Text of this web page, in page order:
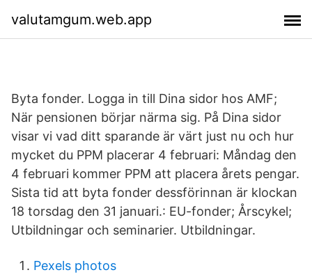
valutamgum.web.app
Byta fonder. Logga in till Dina sidor hos AMF;
När pensionen börjar närma sig. På Dina sidor
visar vi vad ditt sparande är värt just nu och hur
mycket du PPM placerar 4 februari: Måndag den
4 februari kommer PPM att placera årets pengar.
Sista tid att byta fonder dessförinnan är klockan
18 torsdag den 31 januari.: EU-fonder; Årscykel;
Utbildningar och seminarier. Utbildningar.
Pexels photos